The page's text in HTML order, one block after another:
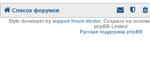
Список форумов
Style developer by support forum tricolor, Создано на основе
phpBB Limited
Русская поддержка phpBB